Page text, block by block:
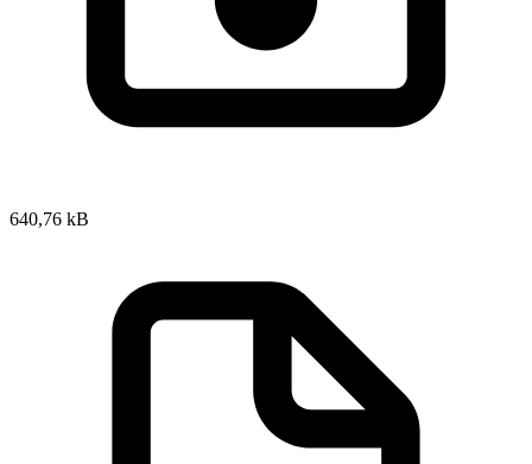
640,76 kB